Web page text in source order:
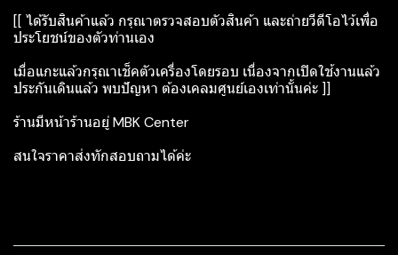
[[ ได้รับสินค้าแล้ว กรุณาตรวจสอบตัวสินค้า และถ่ายวีดีโอไว้เพื่อ
ประโยชน์ของตัวท่านเอง
เมื่อแกะแล้วกรุณาเช็คตัวเครื่องโดยรอบ เนื่องจากเปิดใช้งานแล้ว
ประกันเดินแล้ว พบปัญหา ต้องเคลมศูนย์เองเท่านั้นค่ะ ]]
ร้านมีหน้าร้านอยู่ MBK Center
สนใจราคาส่งทักสอบถามได้ค่ะ